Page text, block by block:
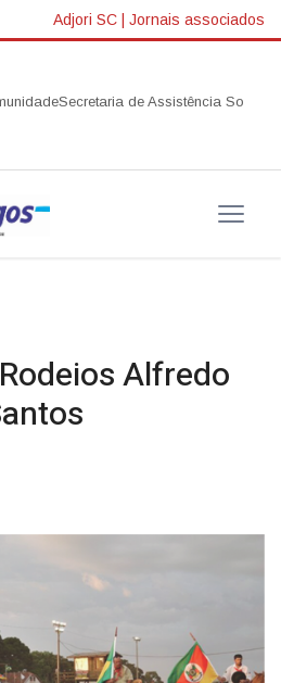
Adjori SC | Jornais associados
Secretaria de Assistência Social
Alfredo